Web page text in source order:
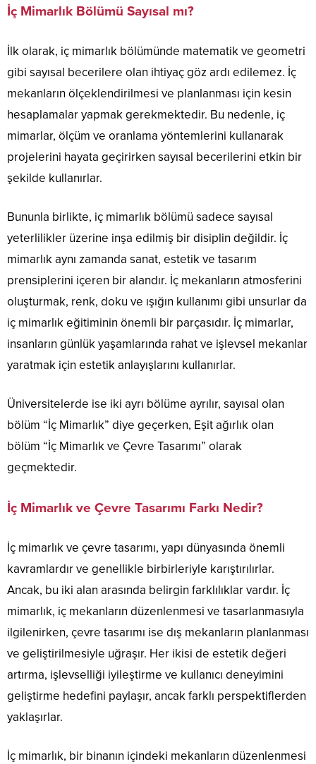
İç Mimarlık Bölümü Sayısal mı?
İlk olarak, iç mimarlık bölümünde matematik ve geometri
gibi sayısal becerilere olan ihtiyaç göz ardı edilemez. İç
mekanların ölçeklendirilmesi ve planlanması için kesin
hesaplamalar yapmak gerekmektedir. Bu nedenle, iç
mimarlar, ölçüm ve oranlama yöntemlerini kullanarak
projelerini hayata geçirirken sayısal becerilerini etkin bir
şekilde kullanırlar.
Bununla birlikte, iç mimarlık bölümü sadece sayısal
yeterlilikler üzerine inşa edilmiş bir disiplin değildir. İç
mimarlık aynı zamanda sanat, estetik ve tasarım
prensiplerini içeren bir alandır. İç mekanların atmosferini
oluşturmak, renk, doku ve ışığın kullanımı gibi unsurlar da
iç mimarlık eğitiminin önemli bir parçasıdır. İç mimarlar,
insanların günlük yaşamlarında rahat ve işlevsel mekanlar
yaratmak için estetik anlayışlarını kullanırlar.
Üniversitelerde ise iki ayrı bölüme ayrılır, sayısal olan
bölüm “İç Mimarlık” diye geçerken, Eşit ağırlık olan
bölüm “İç Mimarlık ve Çevre Tasarımı” olarak
geçmektedir.
İç Mimarlık ve Çevre Tasarımı Farkı Nedir?
İç mimarlık ve çevre tasarımı, yapı dünyasında önemli
kavramlardır ve genellikle birbirleriyle karıştırılırlar.
Ancak, bu iki alan arasında belirgin farklılıklar vardır. İç
mimarlık, iç mekanların düzenlenmesi ve tasarlanmasıyla
ilgilenirken, çevre tasarımı ise dış mekanların planlanması
ve geliştirilmesiyle uğraşır. Her ikisi de estetik değeri
artırma, işlevselliği iyileştirme ve kullanıcı deneyimini
geliştirme hedefini paylaşır, ancak farklı perspektiflerden
yaklaşırlar.
İç mimarlık, bir binanın içindeki mekanların düzenlenmesi